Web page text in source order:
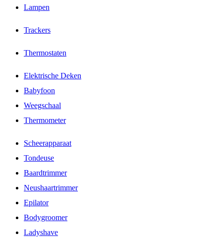
Lampen
Trackers
Thermostaten
Elektrische Deken
Babyfoon
Weegschaal
Thermometer
Scheerapparaat
Tondeuse
Baardtrimmer
Neushaartrimmer
Epilator
Bodygroomer
Ladyshave